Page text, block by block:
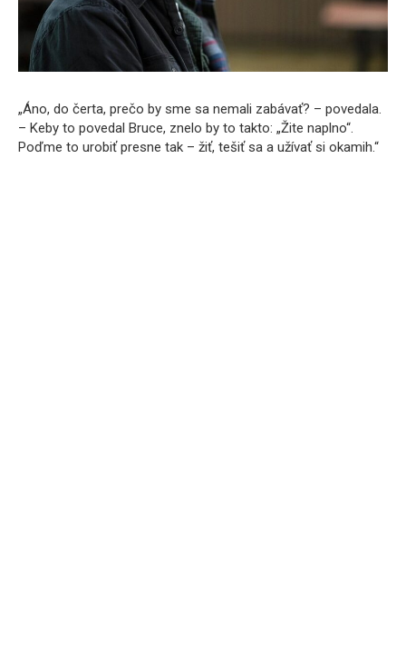
„Áno, do čerta, prečo by sme sa nemali zabávať? – povedala.
– Keby to povedal Bruce, znelo by to takto: „Žite naplno“.
Poďme to urobiť presne tak – žiť, tešiť sa a užívať si okamih.“